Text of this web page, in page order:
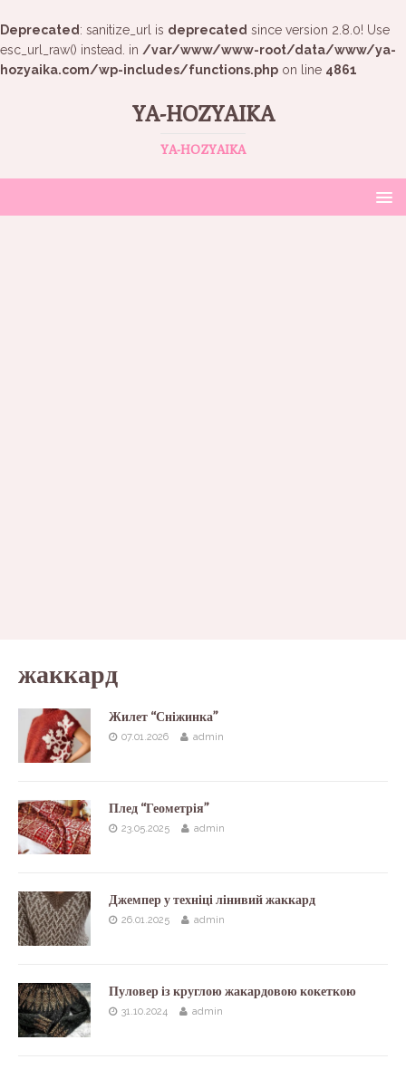
Deprecated : sanitize_url is deprecated since version 2.8.0! Use
esc_url_raw() instead. in /var/www/www-root/data/www/ya-
hozyaika.com/wp-includes/functions.php on line 4861
YA-HOZYAIKA
YA-HOZYAIKA
жаккард
Жилет “Сніжинка”
07.01.2026 admin
Плед “Геометрія”
23.05.2025 admin
Джемпер у техніці лінивий жаккард
26.01.2025 admin
Пуловер із круглою жакардовою кокеткою
31.10.2024 admin